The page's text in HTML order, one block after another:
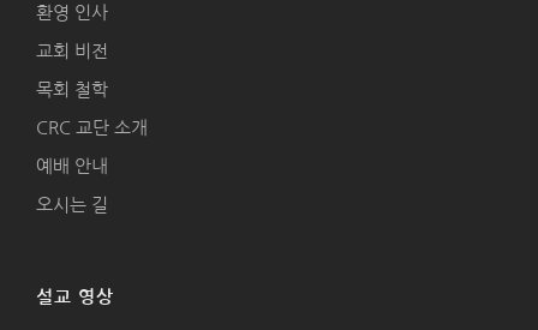
환영 인사
교회 비전
목회 철학
CRC 교단 소개
예배 안내
오시는 길
설교 영상